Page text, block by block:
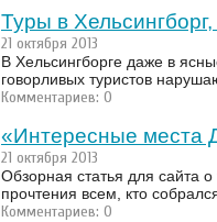
Туры в
21 октября 2013
В Хельсингборге даже в
говорливых туристов
Комментариев: 0
«Интересные места
21 октября 2013
Обзорная статья для сайта
прочтения всем, кто
Комментариев: 0